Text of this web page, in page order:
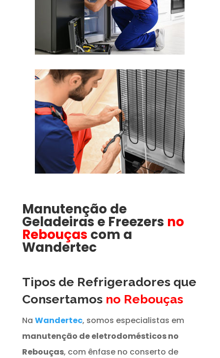
Manutenção de
Geladeiras e Freezers no
Rebouças com a
Wandertec
Tipos de Refrigeradores que
Consertamos no Rebouças
Na Wandertec, somos especialistas em
manutenção de eletrodomésticos no
Rebouças, com ênfase no conserto de